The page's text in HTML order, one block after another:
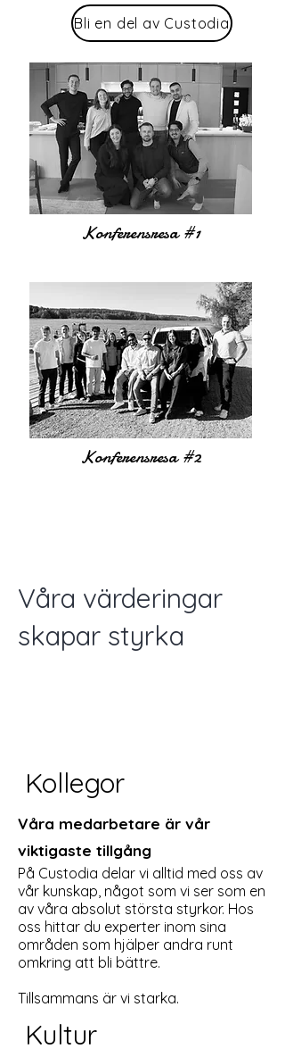
Bli en del av Custodia
Konferensresa #1
Konferensresa #2
Våra värderingar
skapar styrka
Kollegor
Våra medarbetare är vår
viktigaste tillgång
På Custodia delar vi alltid med oss av
vår kunskap, något som vi ser som en
av våra absolut största styrkor. Hos
oss hittar du experter inom sina
områden som hjälper andra runt
omkring att bli bättre.
Tillsammans är vi starka.
Kultur